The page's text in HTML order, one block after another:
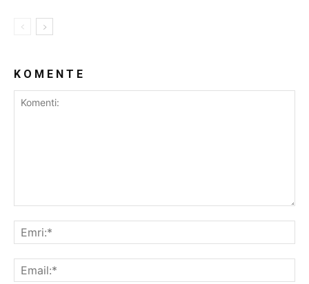
K O M E N T E